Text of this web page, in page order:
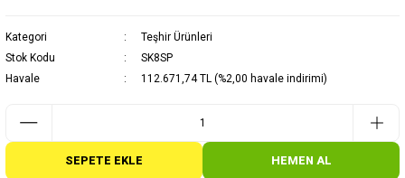
Kategori
Teşhir Ürünleri
Stok Kodu
SK8SP
Havale
112.671,74 TL (%2,00 havale indirimi)
SEPETE EKLE HEMEN AL